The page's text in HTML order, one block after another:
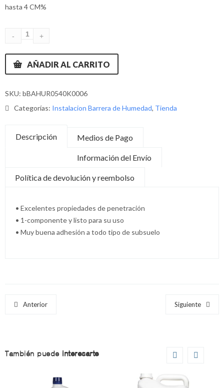
hasta 4 CM%
AÑADIR AL CARRITO
SKU: bBAHUR0540K0006
Categorías: Instalacion Barrera de Humedad, Tienda
Descripción Medios de Pago
Información del Envío
Política de devolución y reembolso
• Excelentes propiedades de penetración
• 1-componente y listo para su uso
• Muy buena adhesión a todo tipo de subsuelo
Anterior Siguiente
También puede interesarte